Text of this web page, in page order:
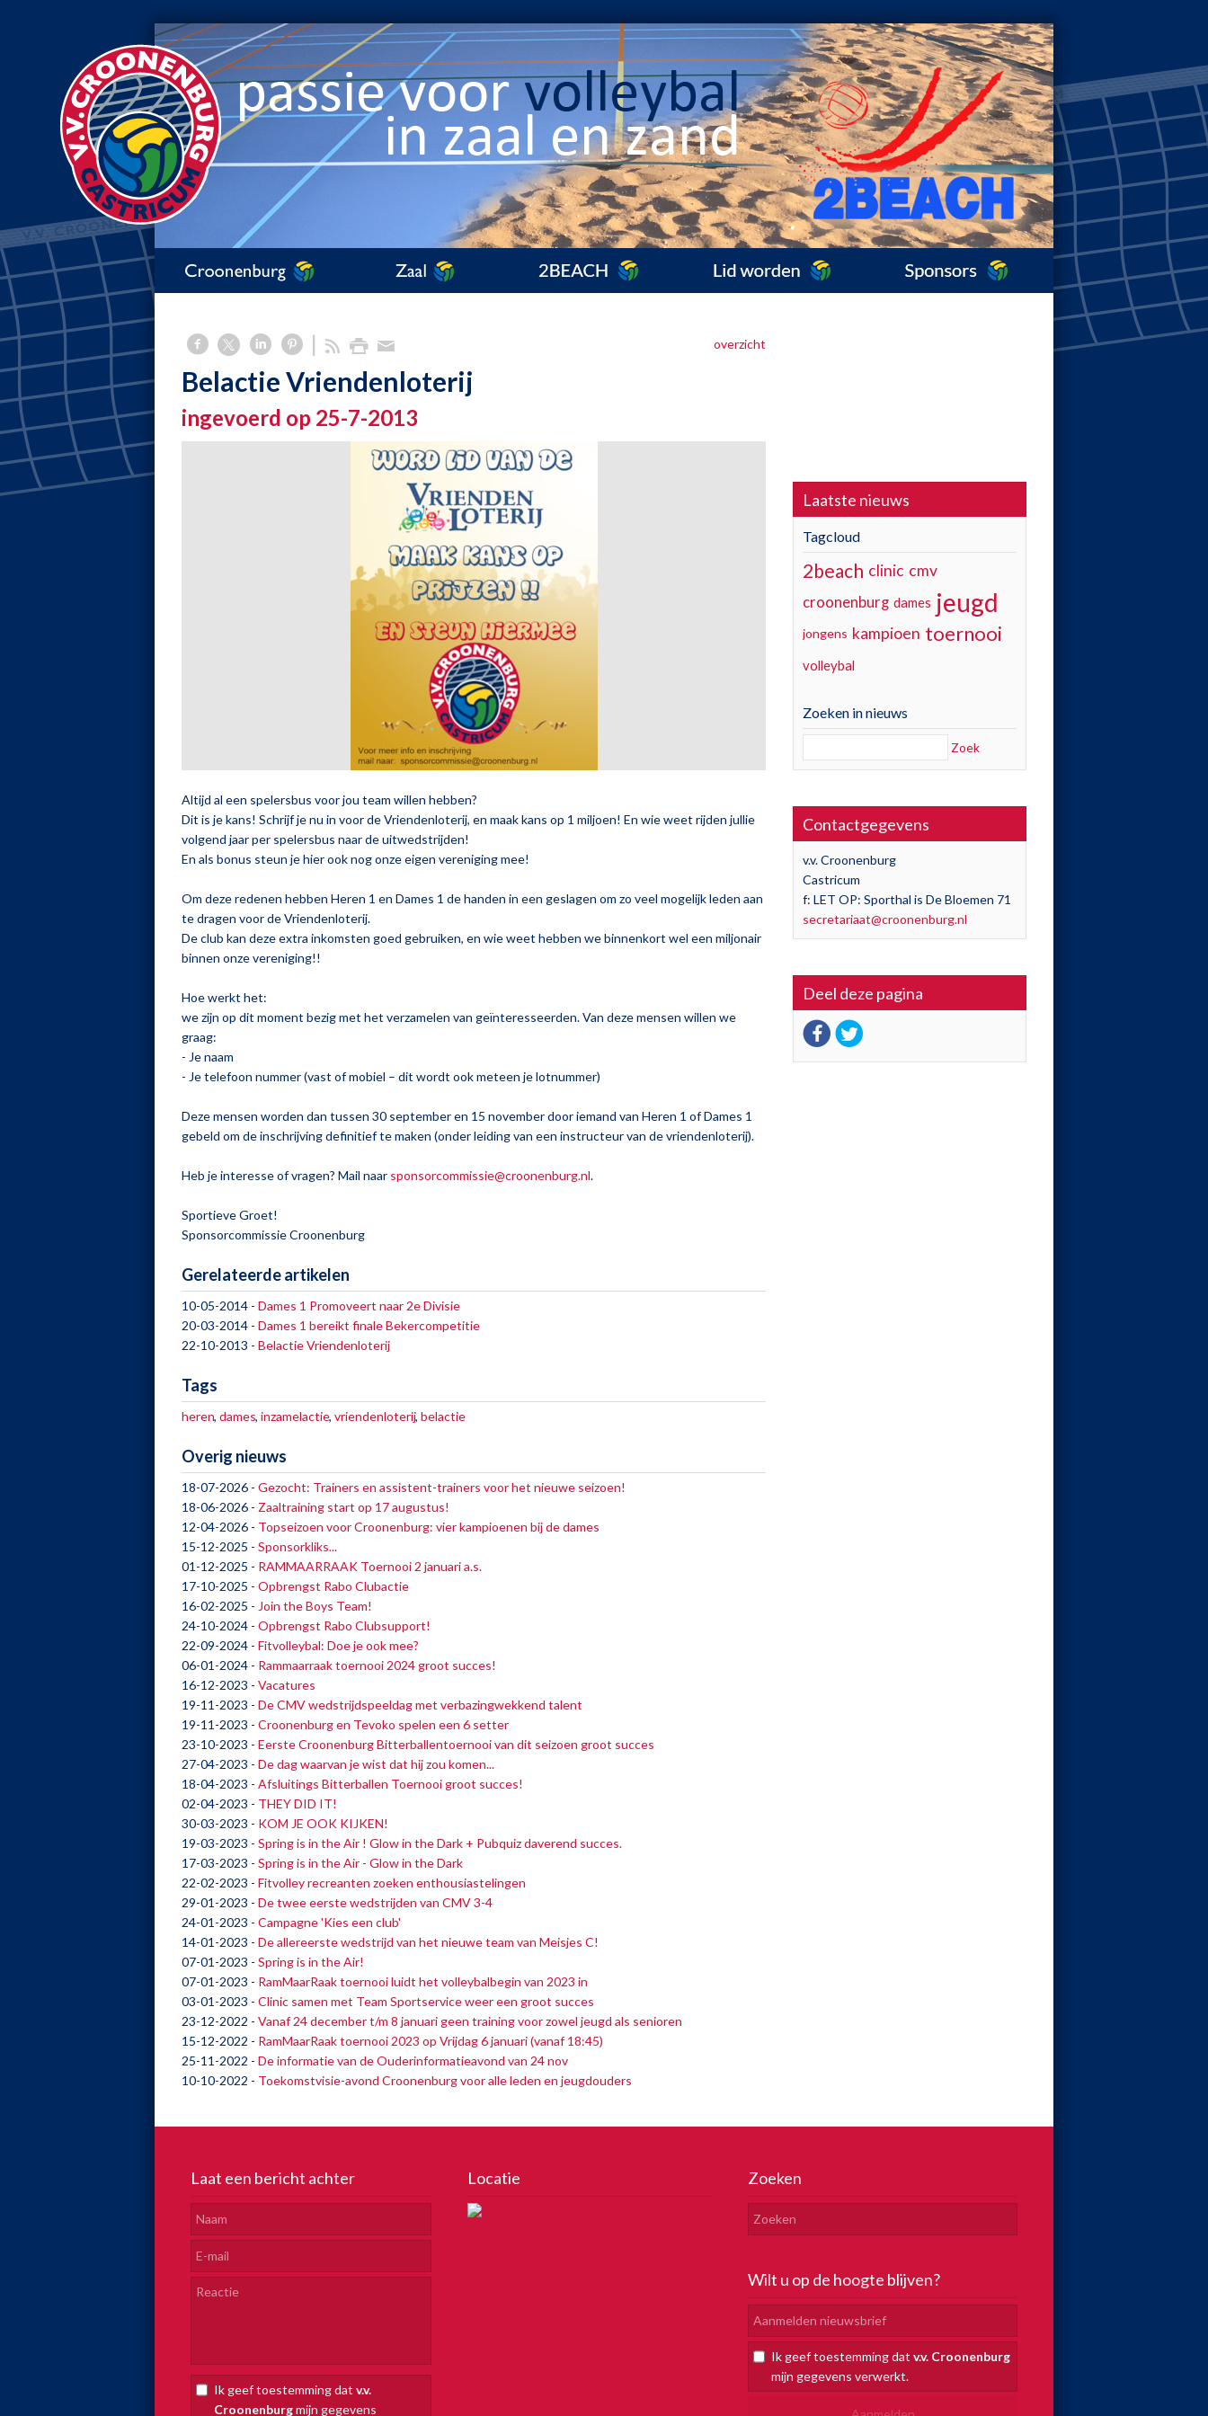
overzicht
Belactie Vriendenloterij
ingevoerd op 25-7-2013
Altijd al een spelersbus voor jou team willen hebben?
Dit is je kans! Schrijf je nu in voor de Vriendenloterij, en maak kans op 1 miljoen! En wie weet rijden jullie
volgend jaar per spelersbus naar de uitwedstrijden!
En als bonus steun je hier ook nog onze eigen vereniging mee!
Om deze redenen hebben Heren 1 en Dames 1 de handen in een geslagen om zo veel mogelijk leden aan
te dragen voor de Vriendenloterij.
De club kan deze extra inkomsten goed gebruiken, en wie weet hebben we binnenkort wel een miljonair
binnen onze vereniging!!
Hoe werkt het:
we zijn op dit moment bezig met het verzamelen van geïnteresseerden. Van deze mensen willen we
graag:
- Je naam
- Je telefoon nummer (vast of mobiel – dit wordt ook meteen je lotnummer)
Deze mensen worden dan tussen 30 september en 15 november door iemand van Heren 1 of Dames 1
gebeld om de inschrijving definitief te maken (onder leiding van een instructeur van de vriendenloterij).
Heb je interesse of vragen? Mail naar sponsorcommissie@croonenburg.nl.
Sportieve Groet!
Sponsorcommissie Croonenburg
Gerelateerde artikelen
10-05-2014 - Dames 1 Promoveert naar 2e Divisie
20-03-2014 - Dames 1 bereikt finale Bekercompetitie
22-10-2013 - Belactie Vriendenloterij
Tags
heren, dames, inzamelactie, vriendenloterij, belactie
Overig nieuws
18-07-2026 - Gezocht: Trainers en assistent-trainers voor het nieuwe seizoen!
18-06-2026 - Zaaltraining start op 17 augustus!
12-04-2026 - Topseizoen voor Croonenburg: vier kampioenen bij de dames
15-12-2025 - Sponsorkliks...
01-12-2025 - RAMMAARRAAK Toernooi 2 januari a.s.
17-10-2025 - Opbrengst Rabo Clubactie
16-02-2025 - Join the Boys Team!
24-10-2024 - Opbrengst Rabo Clubsupport!
22-09-2024 - Fitvolleybal: Doe je ook mee?
06-01-2024 - Rammaarraak toernooi 2024 groot succes!
16-12-2023 - Vacatures
19-11-2023 - De CMV wedstrijdspeeldag met verbazingwekkend talent
19-11-2023 - Croonenburg en Tevoko spelen een 6 setter
23-10-2023 - Eerste Croonenburg Bitterballentoernooi van dit seizoen groot succes
27-04-2023 - De dag waarvan je wist dat hij zou komen...
18-04-2023 - Afsluitings Bitterballen Toernooi groot succes!
02-04-2023 - THEY DID IT!
30-03-2023 - KOM JE OOK KIJKEN!
19-03-2023 - Spring is in the Air ! Glow in the Dark + Pubquiz daverend succes.
17-03-2023 - Spring is in the Air - Glow in the Dark
22-02-2023 - Fitvolley recreanten zoeken enthousiastelingen
29-01-2023 - De twee eerste wedstrijden van CMV 3-4
24-01-2023 - Campagne 'Kies een club'
14-01-2023 - De allereerste wedstrijd van het nieuwe team van Meisjes C!
07-01-2023 - Spring is in the Air!
07-01-2023 - RamMaarRaak toernooi luidt het volleybalbegin van 2023 in
03-01-2023 - Clinic samen met Team Sportservice weer een groot succes
23-12-2022 - Vanaf 24 december t/m 8 januari geen training voor zowel jeugd als senioren
15-12-2022 - RamMaarRaak toernooi 2023 op Vrijdag 6 januari (vanaf 18:45)
25-11-2022 - De informatie van de Ouderinformatieavond van 24 nov
10-10-2022 - Toekomstvisie-avond Croonenburg voor alle leden en jeugdouders
Laatste nieuws
Tagcloud
2beach clinic cmv
croonenburg dames jeugd
jongens kampioen toernooi
volleybal
Zoeken in nieuws
Zoek
Contactgegevens
v.v. Croonenburg
Castricum
f: LET OP: Sporthal is De Bloemen 71
secretariaat@croonenburg.nl
Deel deze pagina
Laat een bericht achter
Ik geef toestemming dat v.v.
Croonenburgmijn gegevens
Locatie Zoeken
Wilt u op de hoogte blijven?
Ik geef toestemming dat v.v. Croonenburg
mijn gegevens verwerkt.